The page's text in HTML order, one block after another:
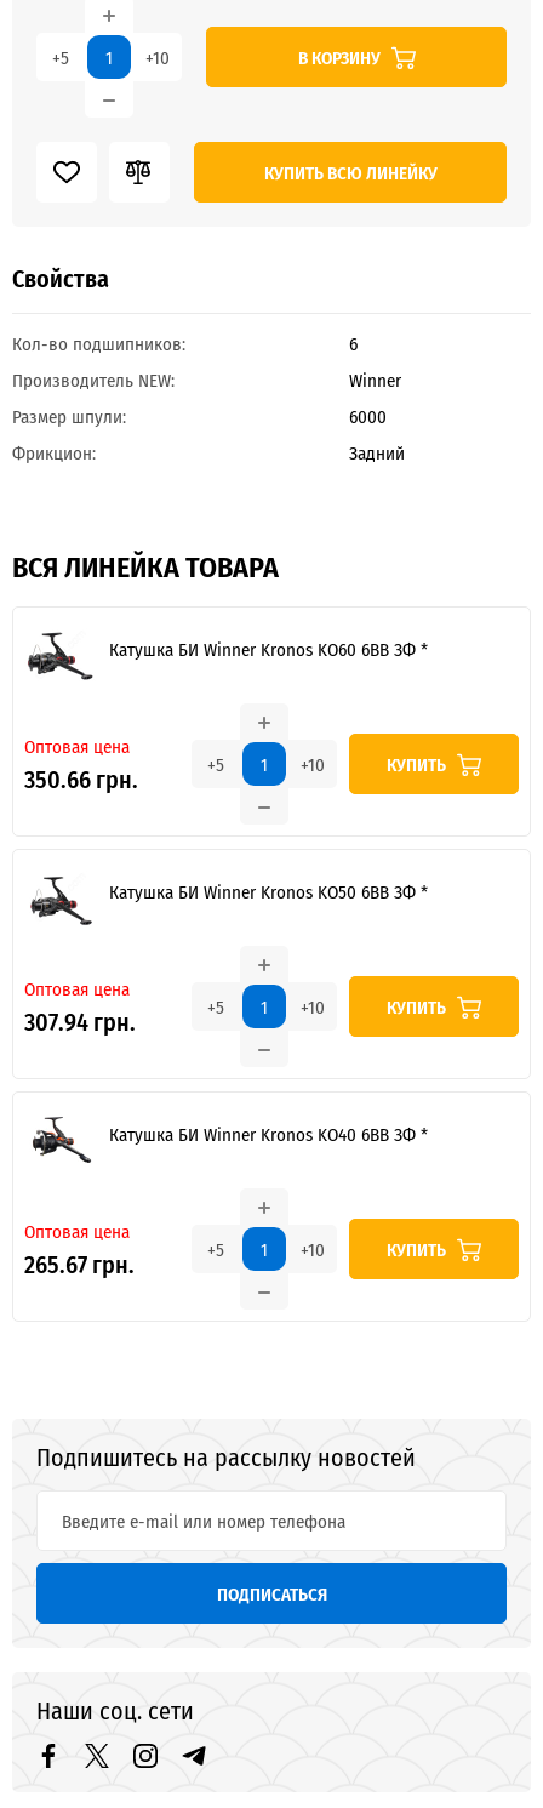
+5 +10 В КОРЗИНУ
КУПИТЬ ВСЮ ЛИНЕЙКУ
Свойства
Кол-во подшипников:
6
Производитель NEW:
Winner
Размер шпули:
6000
Фрикцион:
Задний
ВСЯ ЛИНЕЙКА ТОВАРА
Катушка БИ Winner Kronos KO60 6BB ЗФ *
Оптовая цена
350.66 грн. +5 +10 КУПИТЬ
Катушка БИ Winner Kronos KO50 6BB ЗФ *
Оптовая цена
307.94 грн. +5 +10 КУПИТЬ
Катушка БИ Winner Kronos KO40 6BB ЗФ *
Оптовая цена
265.67 грн. +5 +10 КУПИТЬ
Подпишитесь на рассылку новостей
ПОДПИСАТЬСЯ
Наши соц. сети